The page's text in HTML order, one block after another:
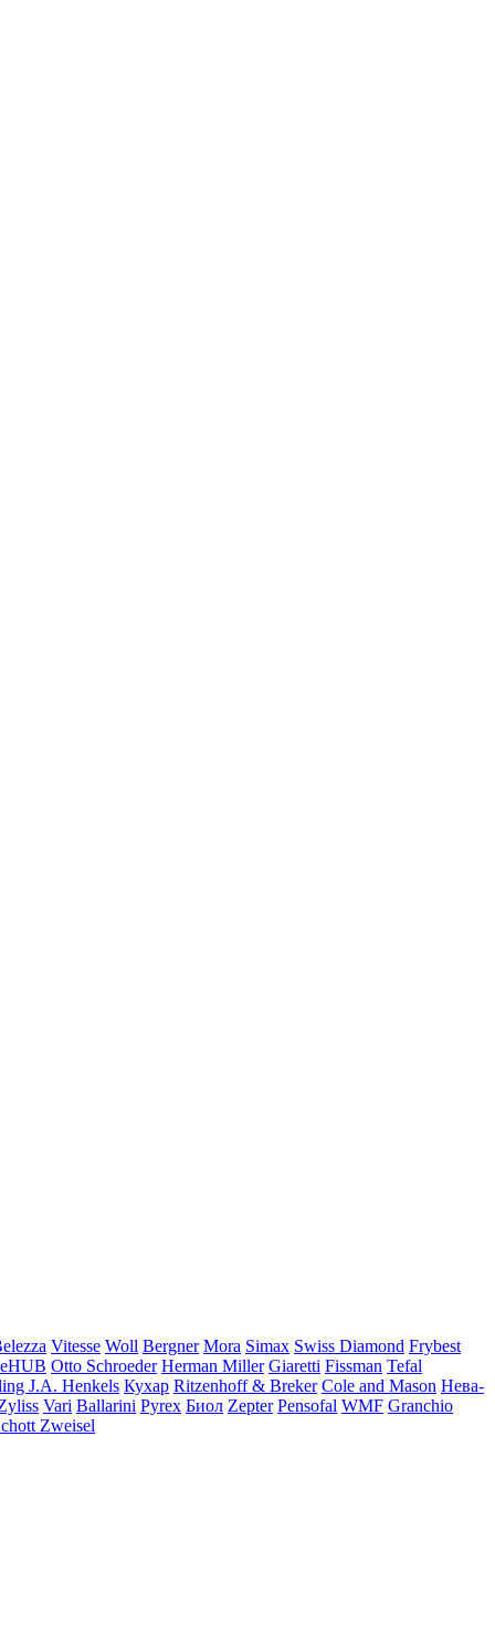
Vitesse Woll Bergner Mora Simax Swiss Diamond Frybest
Otto Schroeder Herman Miller Giaretti Fissman Tefal
J.A. Henkels Кухар Ritzenhoff & Breker Cole and Mason Нева-
Vari Ballarini Pyrex Биол Zepter Pensofal WMF Granchio
Zweisel